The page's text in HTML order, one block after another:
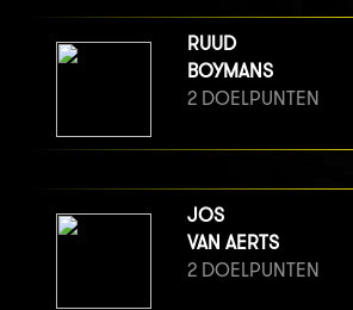
RUUD
BOYMANS
2 DOELPUNTEN
JOS
VAN AERTS
2 DOELPUNTEN